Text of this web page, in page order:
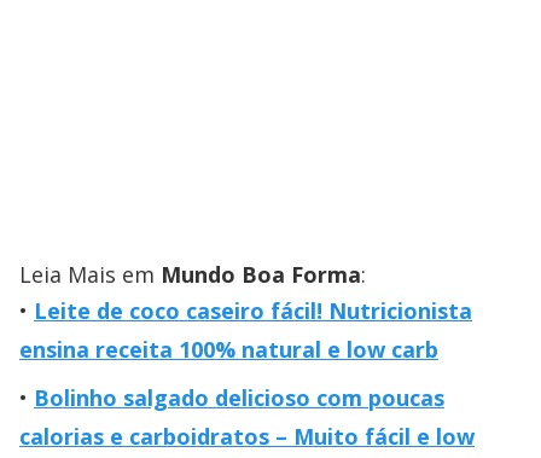
Leia Mais em Mundo Boa Forma:
Leite de coco caseiro fácil! Nutricionista
ensina receita 100% natural e low carb
Bolinho salgado delicioso com poucas
calorias e carboidratos – Muito fácil e low